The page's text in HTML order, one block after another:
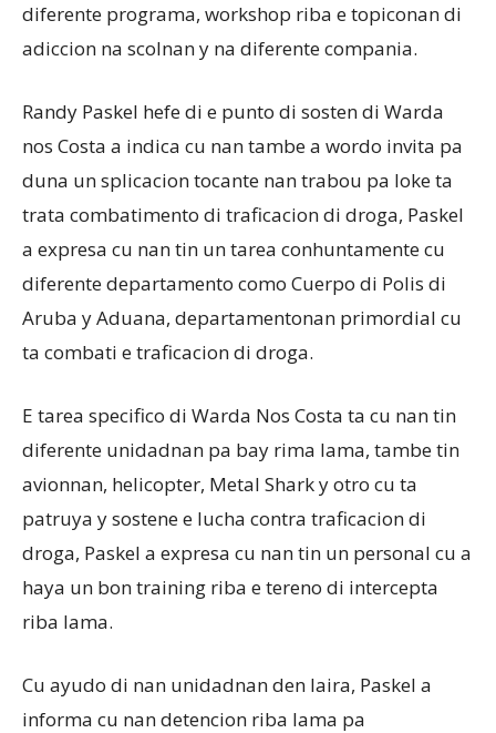
diferente programa, workshop riba e topiconan di
adiccion na scolnan y na diferente compania.
Randy Paskel hefe di e punto di sosten di Warda
nos Costa a indica cu nan tambe a wordo invita pa
duna un splicacion tocante nan trabou pa loke ta
trata combatimento di traficacion di droga, Paskel
a expresa cu nan tin un tarea conhuntamente cu
diferente departamento como Cuerpo di Polis di
Aruba y Aduana, departamentonan primordial cu
ta combati e traficacion di droga.
E tarea specifico di Warda Nos Costa ta cu nan tin
diferente unidadnan pa bay rima lama, tambe tin
avionnan, helicopter, Metal Shark y otro cu ta
patruya y sostene e lucha contra traficacion di
droga, Paskel a expresa cu nan tin un personal cu a
haya un bon training riba e tereno di intercepta
riba lama.
Cu ayudo di nan unidadnan den laira, Paskel a
informa cu nan detencion riba lama pa